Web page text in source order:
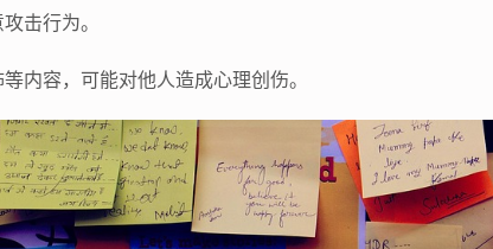
击行为。
内容，可能对他人造成心理创伤。